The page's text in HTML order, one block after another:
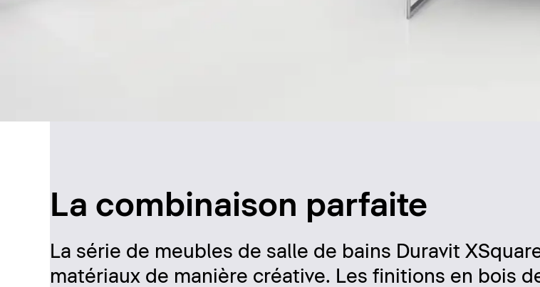
La combinaison parfaite
La série de meubles de salle de bains Duravit
matériaux de manière créative. Les finitions en bois